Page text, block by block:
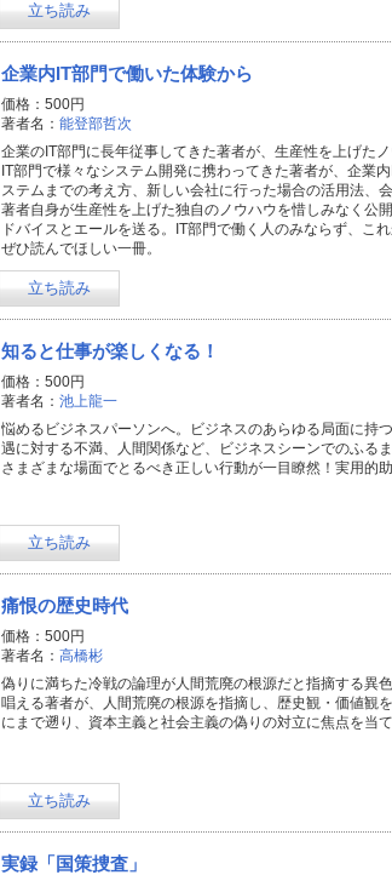
立ち読み
企業内IT部門で働いた体験から
価格：500円
著者名： 能登部哲次
企業のIT部門に長年従事してきた著者が、生産性を上げた
IT部門で様々なシステム開発に携わってきた著者が、企業
ステムまでの考え方、新しい会社に行った場合の活用法、
著者自身が生産性を上げた独自のノウハウを惜しみなく公
ドバイスとエールを送る。IT部門で働く人のみならず、こ
ぜひ読んでほしい一冊。
立ち読み
知ると仕事が楽しくなる！
価格：500円
著者名： 池上龍一
悩めるビジネスパーソンへ。ビジネスのあらゆる局面に持
遇に対する不満、人間関係など、ビジネスシーンでのふる
さまざまな場面でとるべき正しい行動が一目瞭然！実用的助
立ち読み
痛恨の歴史時代
価格：500円
著者名： 高橋彬
偽りに満ちた冷戦の論理が人間荒廃の根源だと指摘する異
唱える著者が、人間荒廃の根源を指摘し、歴史観・価値観
にまで遡り、資本主義と社会主義の偽りの対立に焦点を当て
立ち読み
実録「国策捜査」